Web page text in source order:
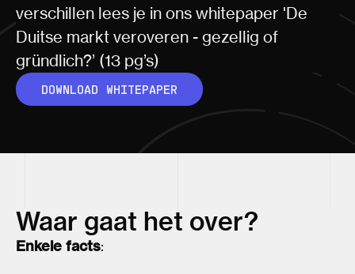
verschillen lees je in ons whitepaper 'De
Duitse markt veroveren - gezellig of
gründlich?’ (13 pg’s)
DOWNLOAD WHITEPAPER
Waar gaat het over?
Enkele facts: